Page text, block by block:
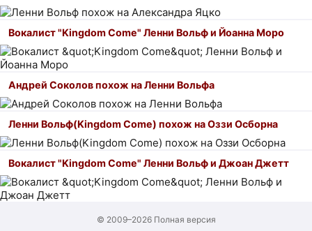
Вокалист "Kingdom Come" Ленни Вольф и Йоанна Моро
Андрей Соколов похож на Ленни Вольфа
Ленни Вольф(Kingdom Come) похож на Оззи Осборна
Вокалист "Kingdom Come" Ленни Вольф и Джоан Джетт
© 2009–2026 Полная версия